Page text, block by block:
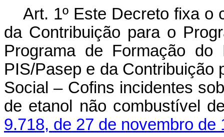
Art. 1º Este Decreto fixa o
da Contribuição para o
Programa de Formação
PIS/Pasep e da Contribuição
Social – Cofins incidentes
de etanol não combustível
9.718, de 27 de novembro de